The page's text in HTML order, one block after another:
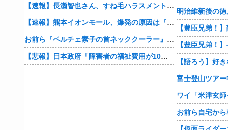
【速報】長瀬智也さん、すね毛ハラスメントを謝罪「不快な思いをさせて申し訳ありませんでした」
【速報】熊本イオンモール、爆発の原因は『これ』の可能性
お前ら『ペルチェ素子の首ネッククーラー』使ったことあるか？
【悲報】日本政府「障害者の福祉費用が10年で2倍になったので抑制します」
明治維新後の
【語ろう】好